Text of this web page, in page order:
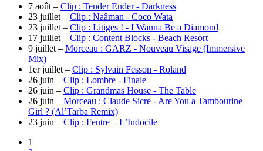
7 août – Clip : Tender Ender - Darkness
23 juillet – Clip : Naâman - Coco Wata
23 juillet – Clip : Litiges ! - I Wanna Be a Diamond
17 juillet – Clip : Content Blocks - Beach Resort
9 juillet – Morceau : GARZ - Nouveau Visage (Immersive
Mix)
1er juillet – Clip : Sylvain Fesson - Roland
26 juin – Clip : Lombre - Finale
26 juin – Clip : Grandmas House - The Table
26 juin – Morceau : Claude Sicre - Are You a Tambourine
Girl ? (Al’Tarba Remix)
23 juin – Clip : Feutre – L’Indocile
1